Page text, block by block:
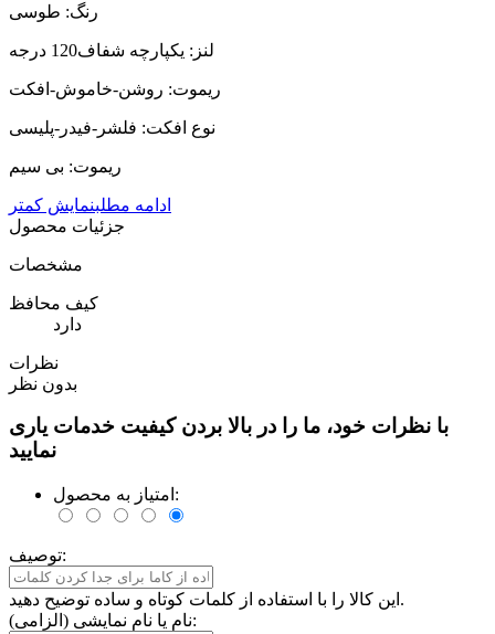
رنگ: طوسی
لنز: یکپارچه شفاف120 درجه
ریموت: روشن-خاموش-افکت
نوع افکت: فلشر-فیدر-پلیسی
ریموت: بی سیم
ادامه مطلبنمایش کمتر
جزئیات محصول
مشخصات
کیف محافظ
دارد
نظرات
بدون نظر
با نظرات خود، ما را در بالا بردن کیفیت خدمات یاری
نمایید
امتیاز به محصول:
توصیف:
این کالا را با استفاده از کلمات کوتاه و ساده توضیح دهید.
نام یا نام نمایشی (الزامی):